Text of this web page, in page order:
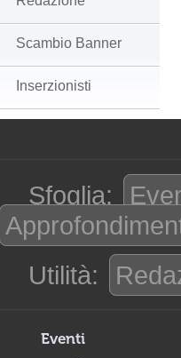
Scambio Banner
Inserzionisti
Sfoglia:
Utilità:
Eventi